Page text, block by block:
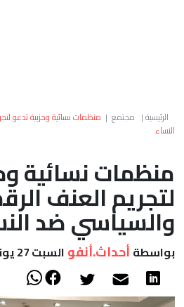
العالم الرئيسية| مجتمع | منظمات نسائية وحزبية تدعو
النساء
منظمات نسائية
لتجريم العنف
والسياسي ضد
بواسطة أحداث.أنفو السبت 27 يونيو, 2026 - 20:02